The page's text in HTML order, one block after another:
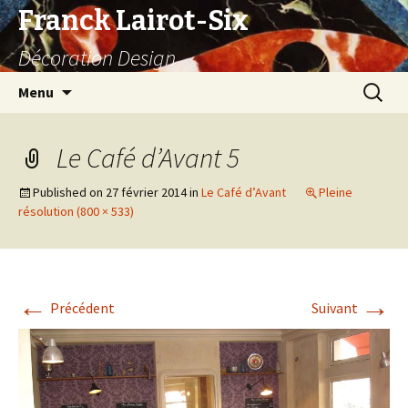
Franck Lairot-Six
Décoration Design
Menu
Le Café d’Avant 5
Published on 27 février 2014in Le Café d’Avant
Pleine
résolution (800 × 533)
← Précédent Suivant →